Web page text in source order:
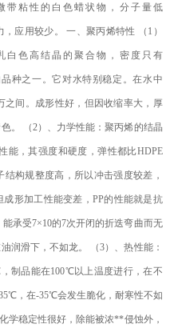
带粘性的白色蜡状物，分子量低
，应用较少。一、聚丙烯特性 （ 1 ）
白色高结晶的聚合物，密度只有
种之一。它对水特别稳定。在水中
之间。成形性好，但因收缩率大，厚
。 （2）、力学性能：聚丙烯的结晶
能，其强度和硬度，弹性都比HDPE
构规整度高，所以冲击强度较差，
形加工性能变差， PP的性能就是抗
能承受7×10的7次开闭的折迭弯曲而无
润滑下，不如龙。 （3）、热性能：
，制品能在100℃以上温度进行，在不
℃，在-35℃会发生脆化，耐寒性不如
学稳定性很好，除能被浓**侵蚀外，